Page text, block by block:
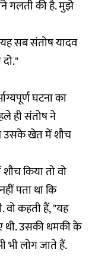
गलती की है. मुझे
सब संतोष यादव
घटना का
ही संतोष ने
उसके खेत में शौच
किया तो वो
पता था कि
वो कहती हैं, "यह
थी. उसकी धमकी के
भी लोग जाते हैं.